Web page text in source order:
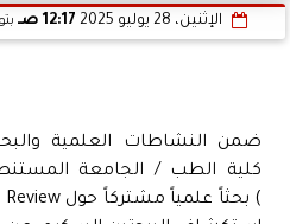
الإثنين، 28 يوليو 2025 12:17 صـ
ضمن النشاطات العلمية
كلية الطب / الجامعة